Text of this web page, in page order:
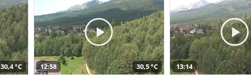
30,4 °C 12:58 30,5 °C 13:14